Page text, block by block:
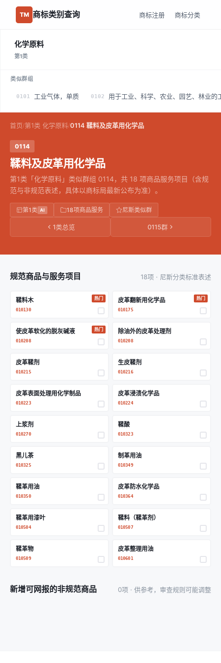
TM 商标类别查询 商标注册 商标分类
化学原料
第1类
类似群组
0101 工业气体，单质 0102 用于工业、科学、农业、园艺、林业的
首页/第1类 化学原料/0114 鞣料及皮革用化学品
0114
鞣料及皮革用化学品
第1类「化学原料」类似群组 0114，共 18 项商品服务项目（含规
范与非规范表述，具体以商标局最新公布为准）。
第1类 AI 18项商品服务 尼斯类似群
1类总览 0115群
规范商品与服务项目 18项 · 尼斯分类标准表述
鞣料木
010130
热门 皮革翻新用化学品
010175
热门
使皮革软化的脱灰碱液
010208
热门 除油外的皮革处理剂
010208
皮革鞣剂
010215
生皮鞣剂
010216
皮革表面处理用化学制品
010223
皮革浸渍化学品
010224
上浆剂
010270
鞣酸
010323
黑儿茶
010325
制革用油
010349
鞣革用油
010350
皮革防水化学品
010364
鞣革用漆叶
010504
鞣料（鞣革剂）
010507
鞣革物
010509
皮革整理用油
010601
新增可网报的非规范商品 0项 · 供参考，审查规则可能调整